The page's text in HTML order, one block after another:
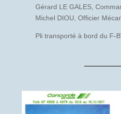
Gérard LE GALES,
Michel DIOU, Officier
Pli transporté à bord du F-